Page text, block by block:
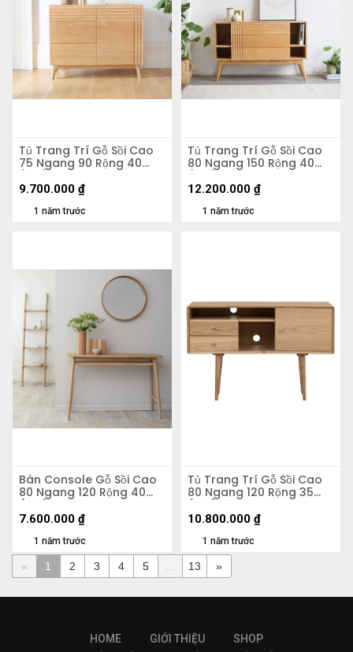
Tủ Trang Trí Gỗ Sồi Cao
75 Ngang 90 Rộng 40
(cm)
1 năm trước
9.700.000 ₫
Tủ Trang Trí Gỗ Sồi Cao
80 Ngang 150 Rộng 40
(cm)
1 năm trước
12.200.000 ₫
Bàn Console Gỗ Sồi Cao
80 Ngang 120 Rộng 40
(cm)
1 năm trước
7.600.000 ₫
Tủ Trang Trí Gỗ Sồi Cao
80 Ngang 120 Rộng 35
(cm)
1 năm trước
10.800.000 ₫
« 1 2 3 4 5 13 »
HOME GIỚI THIỆU SHOP